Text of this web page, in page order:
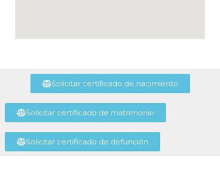
Solicitar certificado de nacimiento
Solicitar certificado de matrimonio
Solicitar certificado de defunción